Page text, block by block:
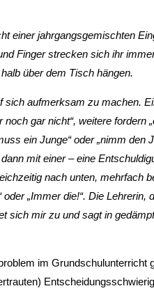
einer jahrgangsgemischten
Finger strecken sich ihr
über dem Tisch hängen.
aufmerksam zu machen.
gar nicht“, weitere fordern
ein Junge“ oder „nimm den
mit einer – eine
nach unten, mehrfach
„Immer die!“. Die Lehrerin,
sich mir zu und sagt in
im Grundschulunterricht